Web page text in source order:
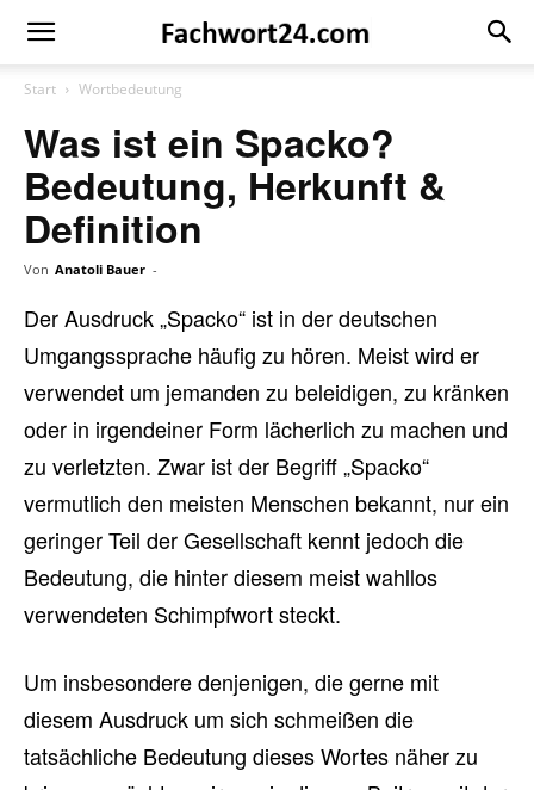
Fachwort24
ShopStart Wortbedeutung
Was ist ein Spacko?
Bedeutung, Herkunft &
Definition
Von Anatoli Bauer -
Der Ausdruck „Spacko“ ist in der deutschen
Umgangssprache häufig zu hören. Meist wird er
verwendet um jemanden zu beleidigen, zu kränken
oder in irgendeiner Form lächerlich zu machen und
zu verletzten. Zwar ist der Begriff „Spacko“
vermutlich den meisten Menschen bekannt, nur ein
geringer Teil der Gesellschaft kennt jedoch die
Bedeutung, die hinter diesem meist wahllos
verwendeten Schimpfwort steckt.
Um insbesondere denjenigen, die gerne mit
diesem Ausdruck um sich schmeißen die
tatsächliche Bedeutung dieses Wortes näher zu